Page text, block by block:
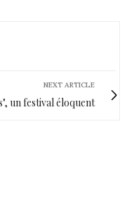
NEXT ARTICLE
un festival éloquent